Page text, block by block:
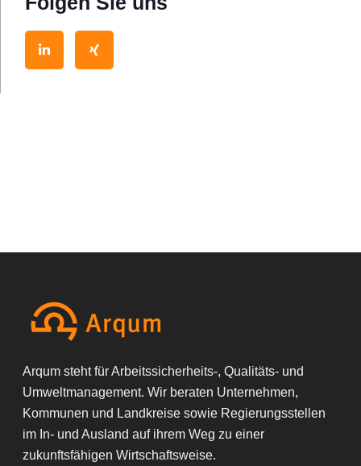
i
i
Arqum steht für Arbeitssicherheits-, Qualitäts- und
Umweltmanagement. Wir beraten Unternehmen,
Kommunen und Landkreise sowie Regierungsstellen
im In- und Ausland auf ihrem Weg zu einer
zukunftsfähigen Wirtschaftsweise.